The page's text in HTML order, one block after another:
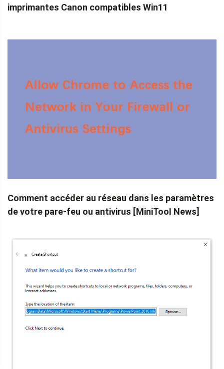
imprimantes Canon compatibles Win11
Comment accéder au réseau dans les paramètres
de votre pare-feu ou antivirus [MiniTool News]